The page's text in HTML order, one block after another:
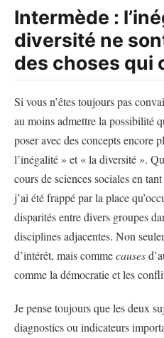
Intermède :
diversité ne
des choses qui
Si vous n’êtes toujours pas
au moins admettre la possibilité
poser avec des concepts encore
l’inégalité » et « la diversité ».
cours de sciences sociales en
j’ai été frappé par la place
disparités entre divers groupes
disciplines adjacentes. Non
d’intérêt, mais commecauses
comme la démocratie et les
Je pense toujours que les deux
diagnostics ou indicateurs